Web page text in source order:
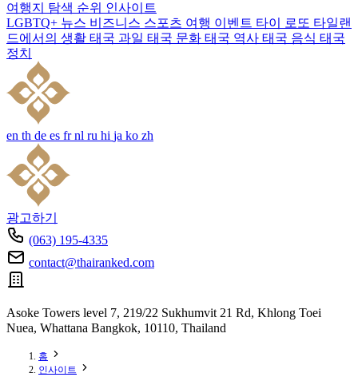
여행지 탐색 순위 인사이트
LGBTQ+ 뉴스 비즈니스 스포츠 여행 이벤트 타이 로또 타일랜
드에서의 생활 태국 과일 태국 문화 태국 역사 태국 음식 태국
정치
en th de es fr nl ru hi ja ko zh
광고하기
(063) 195-4335
contact@thairanked.com
Asoke Towers level 7, 219/22 Sukhumvit 21 Rd, Khlong Toei
Nuea, Whattana Bangkok, 10110, Thailand
홈
인사이트